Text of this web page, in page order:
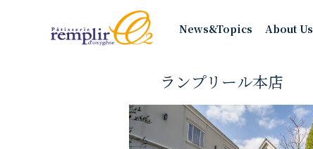
News&Topics About Us
ランプリール本店